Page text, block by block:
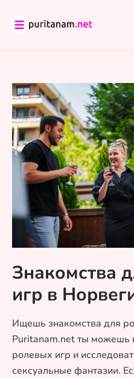
Знакомства
игр в
Ищешь знакомства для
Puritanam.net ты можешь
ролевых игр и
сексуальные фантазии.